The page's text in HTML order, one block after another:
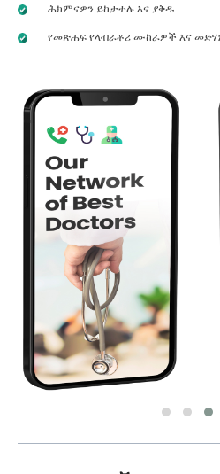
ሕክምናዎን ይከታተሉ እና ያቅዱ
የመጽሐፍ የላብራቶሪ ሙከራዎች እና